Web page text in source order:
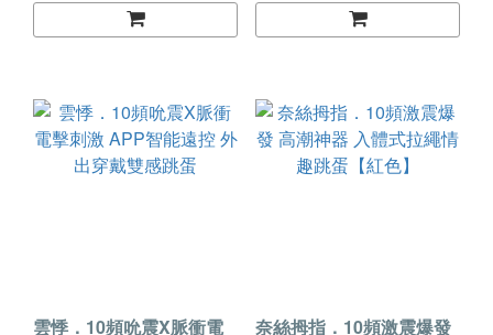
雲悸．10頻吮震X脈衝電
奈絲拇指．10頻激震爆發